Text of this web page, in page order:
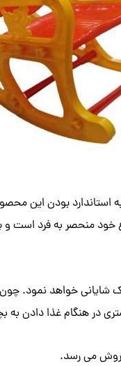
استاندارد بودن این
منحصر به فرد است و
شایانی خواهد نمود.
در هنگام غذا دادن به
فروش می رسد.